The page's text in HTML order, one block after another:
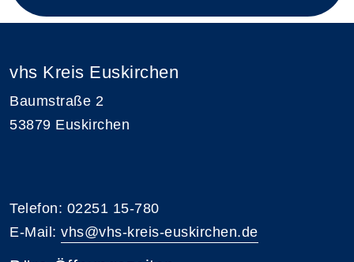
vhs Kreis Euskirchen
Baumstraße 2
53879 Euskirchen
Telefon: 02251 15-780
E-Mail: vhs@vhs-kreis-euskirchen.de